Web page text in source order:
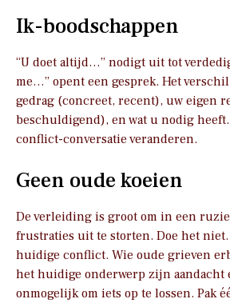
Ik-boodschappen
“U doet altijd…” nodigt uit tot
me…” opent een gesprek. Het
gedrag (concreet, recent), uw eigen
beschuldigend), en wat u nodig
conflict-conversatie veranderen.
Geen oude koeien
De verleiding is groot om in een ruzie
frustraties uit te storten. Doe het
huidige conflict. Wie oude grieven
het huidige onderwerp zijn aandacht
onmogelijk om iets op te lossen. Pak